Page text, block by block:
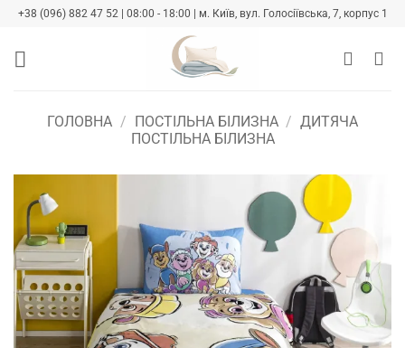
Skip
content
+38 (096) 882 47 52 | 08:00 - 18:00 | м. Київ, вул. Голосіївська, 7, корпус 1
ГОЛОВНА / ПОСТІЛЬНА БІЛИЗНА / ДИТЯЧА
ПОСТІЛЬНА БІЛИЗНА